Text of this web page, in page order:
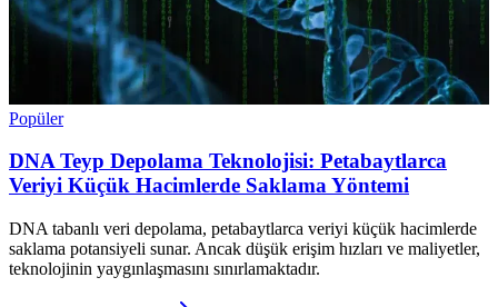
Popüler
DNA Teyp Depolama Teknolojisi: Petabaytlarca
Veriyi Küçük Hacimlerde Saklama Yöntemi
DNA tabanlı veri depolama, petabaytlarca veriyi küçük hacimlerde
saklama potansiyeli sunar. Ancak düşük erişim hızları ve maliyetler,
teknolojinin yaygınlaşmasını sınırlamaktadır.